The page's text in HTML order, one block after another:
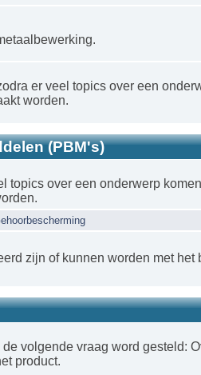
er veel topics over een
worden.
(PBM's)
topics over een onderwerp
zijn of kunnen worden met het
volgende vraag word gesteld:
product.